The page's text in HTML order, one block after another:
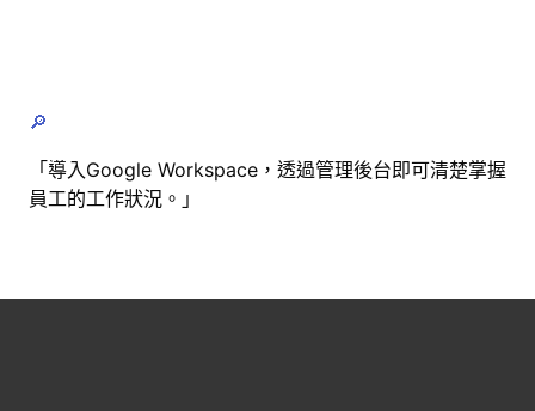
🔎
「導入Google Workspace，透過管理後台即可清楚掌握
員工的工作狀況。」